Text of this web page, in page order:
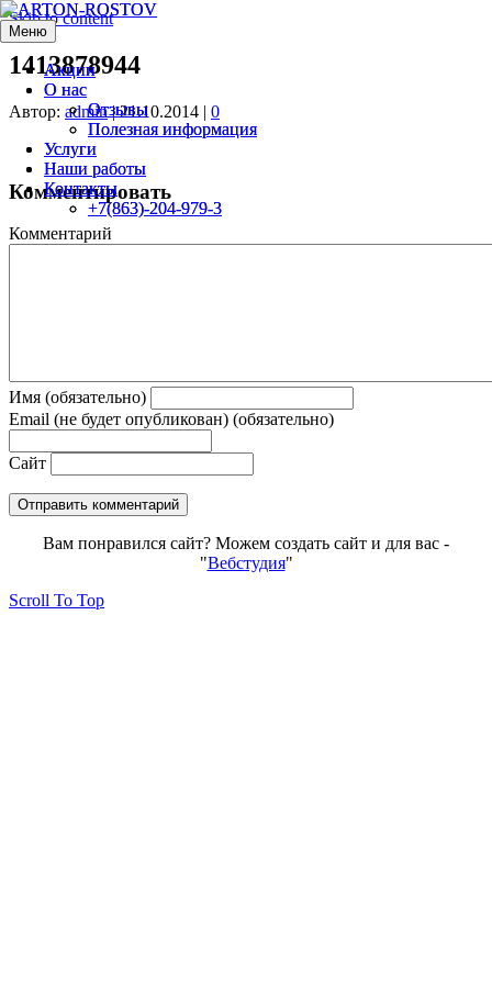
Skip to content
Меню
Акции
О нас
Отзывы
Полезная информация
Услуги
Наши работы
Контакты
+7(863)-204-979-3
Меню
Акции
О нас
Отзывы
Полезная информация
Услуги
Наши работы
Контакты
+7(863)-204-979-3
1413878944
Автор: admin|21.10.2014 | 0
Комментировать
Комментарий
Имя (обязательно)
Email (не будет опубликован) (обязательно)
Сайт
Вам понравился сайт? Можем создать сайт и для вас -
"Вебстудия"
Scroll To Top